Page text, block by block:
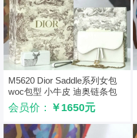
M5620 Dior Saddle系列女包
woc包型 小牛皮 迪奥链条包
Dior手拿包 白色
会员价： ￥1650元